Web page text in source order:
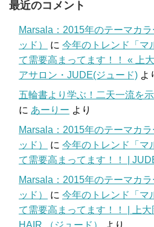
最近のコメント
Marsala：2015年のテーマカ
ッド）
に 今年のトレンド「マ
て需要高まってます！！ « 上
アサロン・JUDE(ジュード) よ
五輪書より学ぶ！二天一流を
に あーりー より
Marsala：2015年のテーマカ
ッド）
に 今年のトレンド「マ
て需要高まってます！！ |
Marsala：2015年のテーマカ
ッド）
に 今年のトレンド「マ
て需要高まってます！！ | 上
HAIR （ジュード）
より